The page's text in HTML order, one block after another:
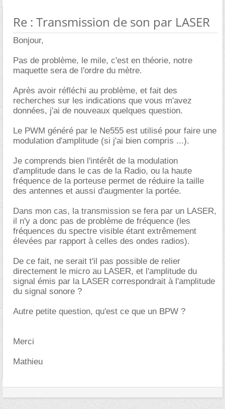
Re : Transmission de son par LASER
Bonjour,
Pas de problème, le mile, c'est en théorie, notre
maquette sera de l'ordre du mètre.
Après avoir réfléchi au problème, et fait des
recherches sur les indications que vous m'avez
données, j'ai de nouveaux quelques question.
Le PWM généré par le Ne555 est utilisé pour faire une
modulation d'amplitude (si j'ai bien compris ...).
Je comprends bien l'intérêt de la modulation
d'amplitude dans le cas de la Radio, ou la haute
fréquence de la porteuse permet de réduire la taille
des antennes et aussi d'augmenter la portée.
Dans mon cas, la transmission se fera par un LASER,
il n'y a donc pas de problème de fréquence (les
fréquences du spectre visible étant extrêmement
élevées par rapport à celles des ondes radios).
De ce fait, ne serait t'il pas possible de relier
directement le micro au LASER, et l'amplitude du
signal émis par la LASER correspondrait à l'amplitude
du signal sonore ?
Autre petite question, qu'est ce que un BPW ?
Merci
Mathieu